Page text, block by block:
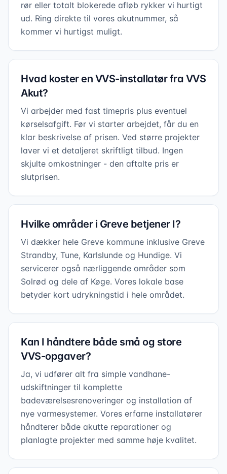
rør eller totalt blokerede afløb rykker vi hurtigt
ud. Ring direkte til vores akutnummer, så
kommer vi hurtigst muligt.
Hvad koster en VVS-installatør fra VVS
Akut?
Vi arbejder med fast timepris plus eventuel
kørselsafgift. Før vi starter arbejdet, får du en
klar beskrivelse af prisen. Ved større projekter
laver vi et detaljeret skriftligt tilbud. Ingen
skjulte omkostninger - den aftalte pris er
slutprisen.
Hvilke områder i Greve betjener I?
Vi dækker hele Greve kommune inklusive Greve
Strandby, Tune, Karlslunde og Hundige. Vi
servicerer også nærliggende områder som
Solrød og dele af Køge. Vores lokale base
betyder kort udrykningstid i hele området.
Kan I håndtere både små og store
VVS-opgaver?
Ja, vi udfører alt fra simple vandhane-
udskiftninger til komplette
badeværelsesrenoveringer og installation af
nye varmesystemer. Vores erfarne installatører
håndterer både akutte reparationer og
planlagte projekter med samme høje kvalitet.